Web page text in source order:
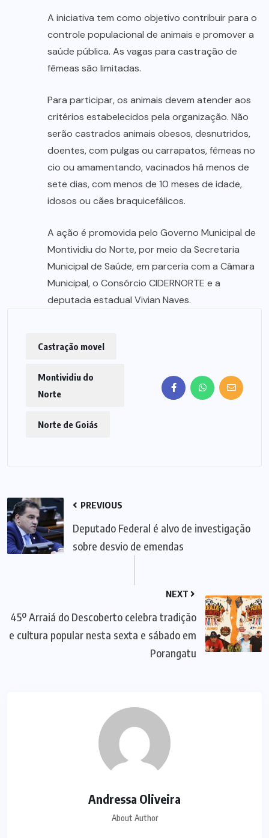
A iniciativa tem como objetivo contribuir para o
controle populacional de animais e promover a
saúde pública. As vagas para castração de
fêmeas são limitadas.
Para participar, os animais devem atender aos
critérios estabelecidos pela organização. Não
serão castrados animais obesos, desnutridos,
doentes, com pulgas ou carrapatos, fêmeas no
cio ou amamentando, vacinados há menos de
sete dias, com menos de 10 meses de idade,
idosos ou cães braquicefálicos.
A ação é promovida pelo Governo Municipal de
Montividiu do Norte, por meio da Secretaria
Municipal de Saúde, em parceria com a Câmara
Municipal, o Consórcio CIDERNORTE e a
deputada estadual Vivian Naves.
Castração movel
Montividiu do
Norte
Norte de Goiás
PREVIOUS
Deputado Federal é alvo de investigação
sobre desvio de emendas
NEXT
45º Arraiá do Descoberto celebra tradição
e cultura popular nesta sexta e sábado em
Porangatu
Andressa Oliveira
About Author